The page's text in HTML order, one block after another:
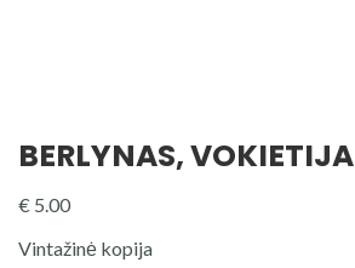
BERLYNAS, VOKIETIJA
€ 5.00
Vintažinė kopija